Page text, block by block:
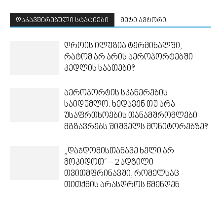
დაკავშირებული სტატიები მეტი ავტორი
დროის ილუზია ტერმინალში,
რატომ არ არის აეროპორტებში
კედლის საათები?
აეროპორტის სკანერების
საიდუმლო: ხედავენ თუ არა
უსაფრთხოების თანამშრომლები
მგზავრებს შიშველს მონიტორებზე?
„დაჯდომისთანავე ხელი არ
მოკიდოთ“ – 2 ადგილი
თვითმფრინავში, რომელსაც
თითქმის არასდროს წმენდენ